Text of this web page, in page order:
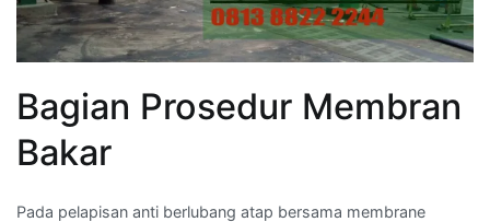
Bagian Prosedur Membran
Bakar
Pada pelapisan anti berlubang atap bersama membrane